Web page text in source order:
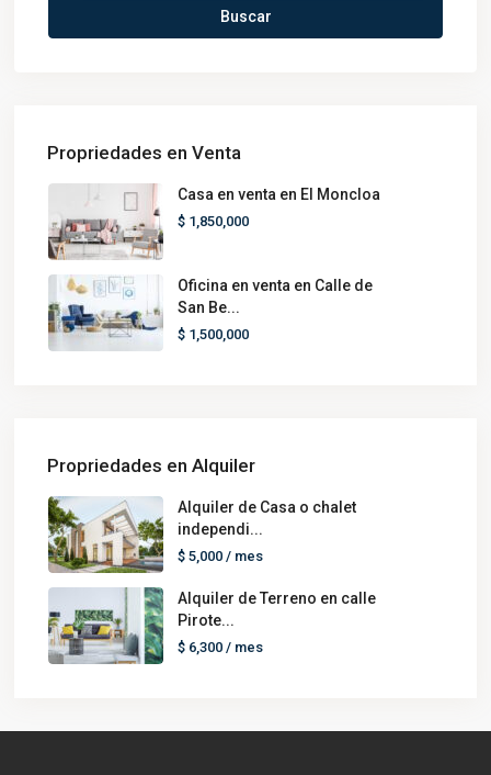
Buscar
Propriedades en Venta
Casa en venta en El Moncloa
$ 1,850,000
Oficina en venta en Calle de
San Be...
$ 1,500,000
Propriedades en Alquiler
Alquiler de Casa o chalet
independi...
$ 5,000/ mes
Alquiler de Terreno en calle
Pirote...
$ 6,300/ mes